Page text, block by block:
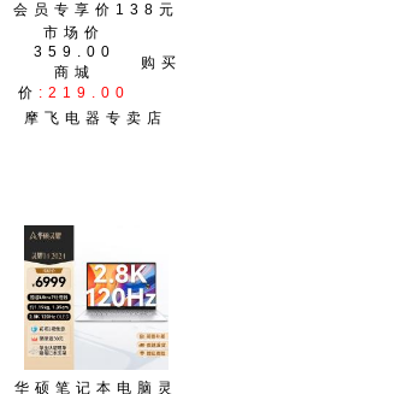
会员专享价138元
市场价
359.00
购买
商城
价 :219.00
摩飞电器专卖店
华硕笔记本电脑灵